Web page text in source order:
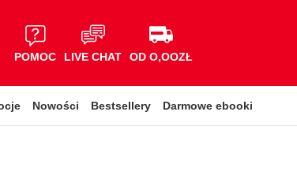
POMOC LIVE CHAT OD O,OOZŁ
Nowości Bestsellery Darmowe ebooki